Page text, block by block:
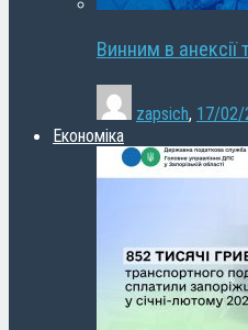
Винним в анексії
zapsich, 17/02/
Економіка